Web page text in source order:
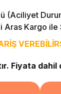
(Aciliyet
Kargo ile
Fiyata dahil